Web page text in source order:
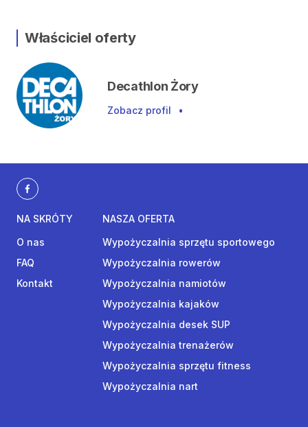
Właściciel oferty
Decathlon Żory
Zobacz profil •
NA SKRÓTY
O nas
FAQ
Kontakt
NASZA OFERTA
Wypożyczalnia sprzętu sportowego
Wypożyczalnia rowerów
Wypożyczalnia namiotów
Wypożyczalnia kajaków
Wypożyczalnia desek SUP
Wypożyczalnia trenażerów
Wypożyczalnia sprzętu fitness
Wypożyczalnia nart